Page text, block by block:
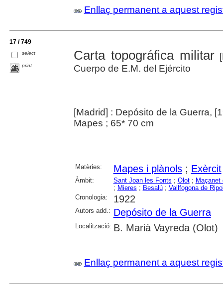
Enllaç permanent a aquest
17 / 749
select
print
Carta topográfica militar
Cuerpo de E.M. del Ejército
[Madrid] : Depósito de la Guerra,
Mapes ; 65* 70 cm
Matèries: Mapes i plànols; Exèrcit
Àmbit: Sant Joan les Fonts ; Olot; Maçanet
; Mieres ; Besalú; Vallfogona de
Cronologia:
1922
Autors add.: Depósito de la Guerra
Localització: B. Marià Vayreda (Olot)
Enllaç permanent a aquest